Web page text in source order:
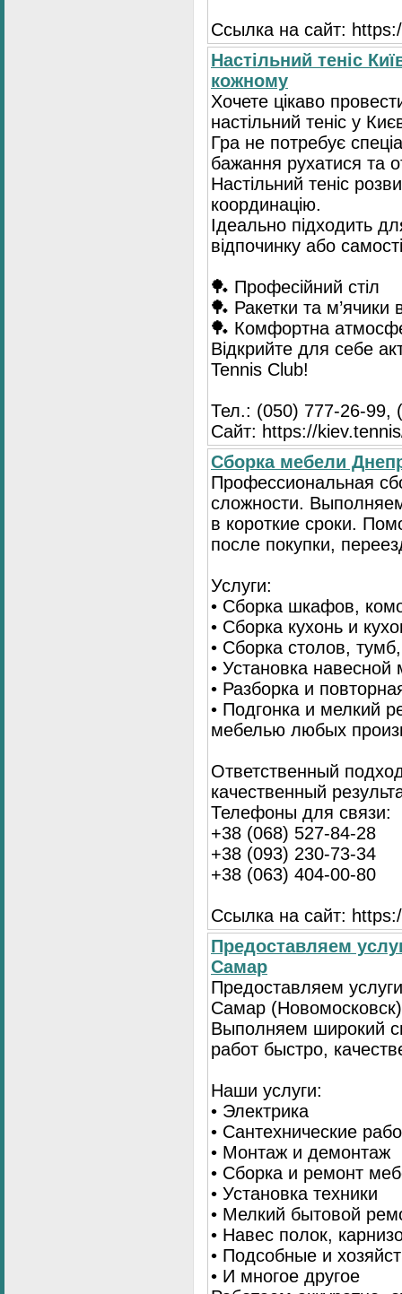
Ссылка на сайт:
Настільний теніс
кожному
Хочете цікаво
настільний теніс у
Гра не потребує
бажання рухатися та
Настільний теніс
координацію.
Ідеально підходить
відпочинку або
🏓 Професійний стіл
🏓 Ракетки та м’ячики
🏓 Комфортна
Відкрийте для себе
Tennis Club!
Тел.: (050) 777-26-99,
Сайт: https://
Сборка мебели
Профессиональная
сложности.
в короткие сроки.
после покупки,
Услуги:
• Сборка шкафов,
• Сборка кухонь и
• Сборка столов,
• Установка
• Разборка и
• Подгонка и мелкий
мебелью любых
Ответственный
качественный
Телефоны для связи:
+38 (068) 527-84-28
+38 (093) 230-73-34
+38 (063) 404-00-80
Ссылка на сайт:
Предоставляем
Самар
Предоставляем
Самар
Выполняем широкий
работ быстро,
Наши услуги:
• Электрика
• Сантехнические
• Монтаж и демонтаж
• Сборка и ремонт
• Установка техники
• Мелкий бытовой
• Навес полок,
• Подсобные и
• И многое другое